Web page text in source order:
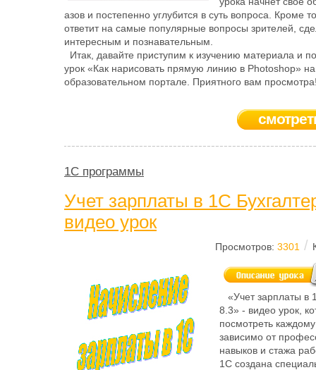
азов и постепенно углубится в суть вопроса. Кроме
ответит на самые популярные вопросы зрителей,
интересным и познавательным.
Итак, давайте приступим к изучению материала и
урок «Как нарисовать прямую линию в Photoshop»
образовательном портале. Приятного вам
1C программы
Учет зарплаты в 1С
видео урок
Просмотров: 3301 /
«Учет зарплаты в
8.3» - видео урок,
посмотреть
зависимо от
навыков и стажа
1С создана